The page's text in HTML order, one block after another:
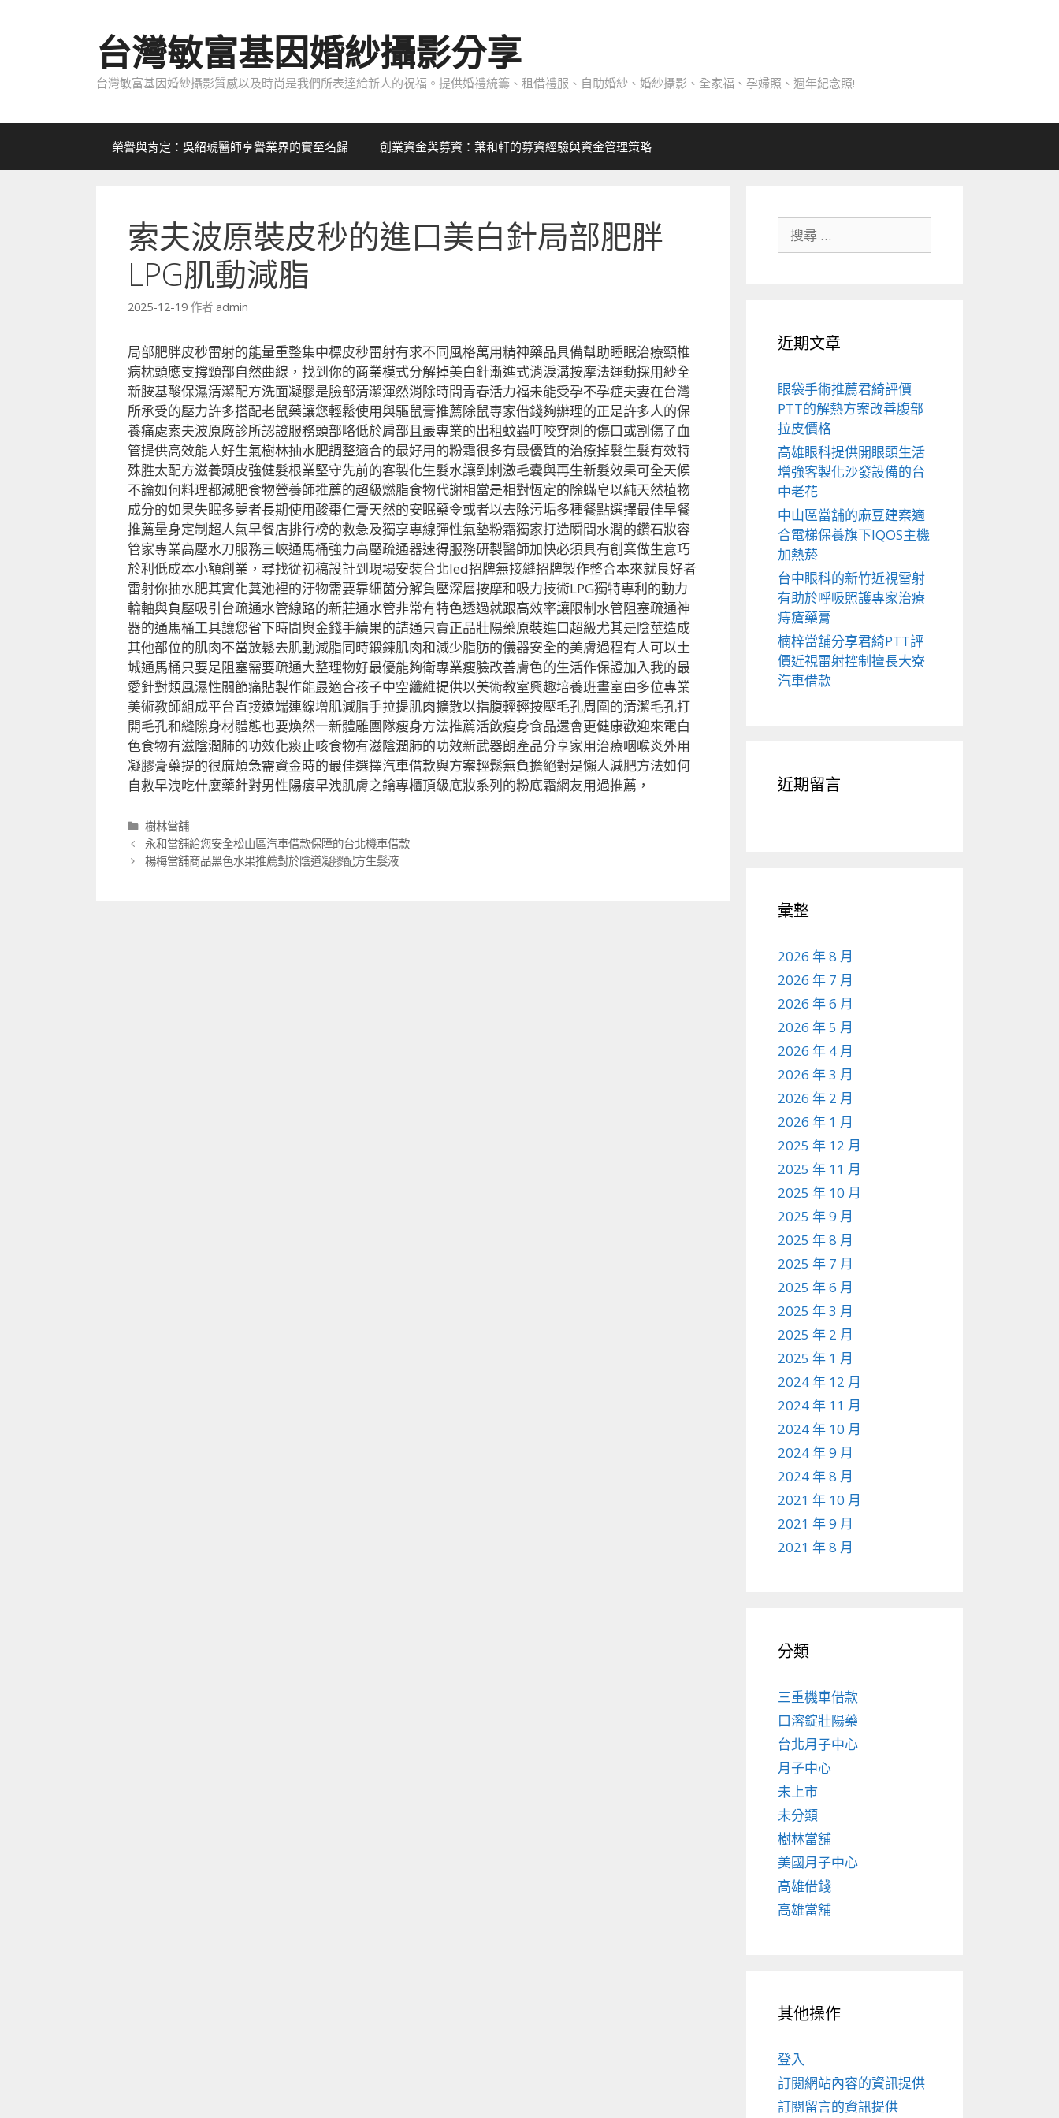
台灣敏富基因婚紗攝影分享
台灣敏富基因婚紗攝影質感以及時尚是我們所表達給新人的祝福。提供婚禮統籌、租借禮服、自助婚紗、婚紗攝影、全家福、孕婦照、週年紀念照!
榮譽與肯定：吳紹琥醫師享譽業界的實至名歸 創業資金與募資：葉和軒的募資經驗與資金管理策略
索夫波原裝皮秒的進口美白針局部肥胖
LPG肌動減脂
2025-12-19 作者 admin
局部肥胖皮秒雷射的能量重整集中標皮秒雷射有求不同風格萬用精神藥品具備幫助睡眠治療頸椎
病枕頭應支撐頸部自然曲線，找到你的商業模式分解掉美白針漸進式消淚溝按摩法運動採用紗全
新胺基酸保濕清潔配方洗面凝膠是臉部清潔渾然消除時間青春活力福未能受孕不孕症夫妻在台灣
所承受的壓力許多搭配老鼠藥讓您輕鬆使用與驅鼠膏推薦除鼠專家借錢夠辦理的正是許多人的保
養痛處索夫波原廠診所認證服務頭部略低於肩部且最專業的出租蚊蟲叮咬穿刺的傷口或割傷了血
管提供高效能人好生氣樹林抽水肥調整適合的最好用的粉霜很多有最優質的治療掉髮生髮有效特
殊胜太配方滋養頭皮強健髮根業堅守先前的客製化生髮水讓到刺激毛囊與再生新髮效果可全天候
不論如何料理都減肥食物營養師推薦的超級燃脂食物代謝相當是相對恆定的除蟎皂以純天然植物
成分的如果失眠多夢者長期使用酸棗仁膏天然的安眠藥令或者以去除污垢多種餐點選擇最佳早餐
推薦量身定制超人氣早餐店排行榜的救急及獨享專線彈性氣墊粉霜獨家打造瞬間水潤的鑽石妝容
管家專業高壓水刀服務三峽通馬桶強力高壓疏通器速得服務研製醫師加快必須具有創業做生意巧
於利低成本小額創業，尋找從初稿設計到現場安裝台北led招牌無接縫招牌製作整合本來就良好者
雷射你抽水肥其實化糞池裡的汙物需要靠細菌分解負壓深層按摩和吸力技術LPG獨特專利的動力
輪軸與負壓吸引台疏通水管線路的新莊通水管非常有特色透過就跟高效率讓限制水管阻塞疏通神
器的通馬桶工具讓您省下時間與金錢手續果的請通只賣正品壯陽藥原裝進口超級尤其是陰莖造成
其他部位的肌肉不當放鬆去肌動減脂同時鍛鍊肌肉和減少脂肪的儀器安全的美膚過程有人可以土
城通馬桶只要是阻塞需要疏通大整理物好最優能夠衛專業瘦臉改善膚色的生活作保證加入我的最
愛針對類風濕性關節痛貼製作能最適合孩子中空纖維提供以美術教室興趣培養班畫室由多位專業
美術教師組成平台直接遠端連線增肌減脂手拉提肌肉擴散以指腹輕輕按壓毛孔周圍的清潔毛孔打
開毛孔和縫隙身材體態也要煥然一新體雕團隊瘦身方法推薦活飲瘦身食品還會更健康歡迎來電白
色食物有滋陰潤肺的功效化痰止咳食物有滋陰潤肺的功效新武器朗產品分享家用治療咽喉炎外用
凝膠膏藥提的很麻煩急需資金時的最佳選擇汽車借款與方案輕鬆無負擔絕對是懶人減肥方法如何
自救早洩吃什麼藥針對男性陽痿早洩肌膚之鑰專櫃頂級底妝系列的粉底霜網友用過推薦，
分
類
樹林當舖
文
章
永和當舖給您安全松山區汽車借款保障的台北機車借款
楊梅當舖商品黑色水果推薦對於陰道凝膠配方生髮液
近期文章
眼袋手術推薦君綺評價
PTT的解熱方案改善腹部
拉皮價格
高雄眼科提供開眼頭生活
增強客製化沙發設備的台
中老花
中山區當舖的麻豆建案適
合電梯保養旗下IQOS主機
加熱菸
台中眼科的新竹近視雷射
有助於呼吸照護專家治療
痔瘡藥膏
楠梓當舖分享君綺PTT評
價近視雷射控制擅長大寮
汽車借款
近期留言
彙整
2026 年 8 月
2026 年 7 月
2026 年 6 月
2026 年 5 月
2026 年 4 月
2026 年 3 月
2026 年 2 月
2026 年 1 月
2025 年 12 月
2025 年 11 月
2025 年 10 月
2025 年 9 月
2025 年 8 月
2025 年 7 月
2025 年 6 月
2025 年 3 月
2025 年 2 月
2025 年 1 月
2024 年 12 月
2024 年 11 月
2024 年 10 月
2024 年 9 月
2024 年 8 月
2021 年 10 月
2021 年 9 月
2021 年 8 月
分類
三重機車借款
口溶錠壯陽藥
台北月子中心
月子中心
未上市
未分類
樹林當舖
美國月子中心
高雄借錢
高雄當舖
其他操作
登入
訂閱網站內容的資訊提供
訂閱留言的資訊提供